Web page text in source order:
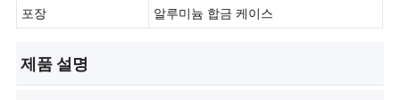
포장 알루미늄 합금 케이스
제품 설명